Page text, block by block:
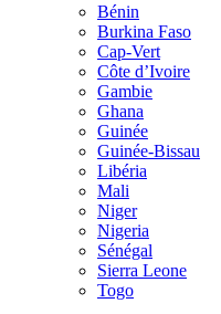
Bénin
Burkina Faso
Cap-Vert
Côte d’Ivoire
Gambie
Ghana
Guinée
Guinée-Bissau
Libéria
Mali
Niger
Nigeria
Sénégal
Sierra Leone
Togo